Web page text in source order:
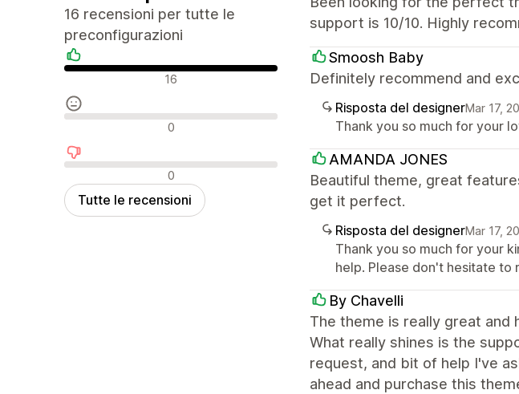
16 recensioni per tutte le
preconfigurazioni
Recensioni positive
16
Recensioni neutrali
0
Recensioni negative
0
Tutte le recensioni
support is 10/10. Highly
Smoosh Baby
Definitely recommend and
Risposta del designerMar 17,
Thank you so much for your
AMANDA JONES
Beautiful theme, great
get it perfect.
Risposta del designerMar 17,
Thank you so much for your
help. Please don't hesitate to
By Chavelli
The theme is really great and
What really shines is the
request, and bit of help I've
ahead and purchase this